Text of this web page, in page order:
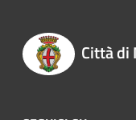
Città di